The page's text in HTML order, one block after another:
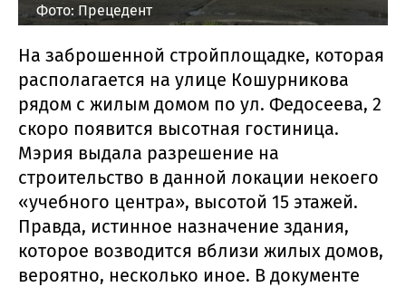
Фото: Прецедент
На заброшенной стройплощадке, которая
располагается на улице Кошурникова
рядом с жилым домом по ул. Федосеева, 2
скоро появится высотная гостиница.
Мэрия выдала разрешение на
строительство в данной локации некоего
«учебного центра», высотой 15 этажей.
Правда, истинное назначение здания,
которое возводится вблизи жилых домов,
вероятно, несколько иное. В документе